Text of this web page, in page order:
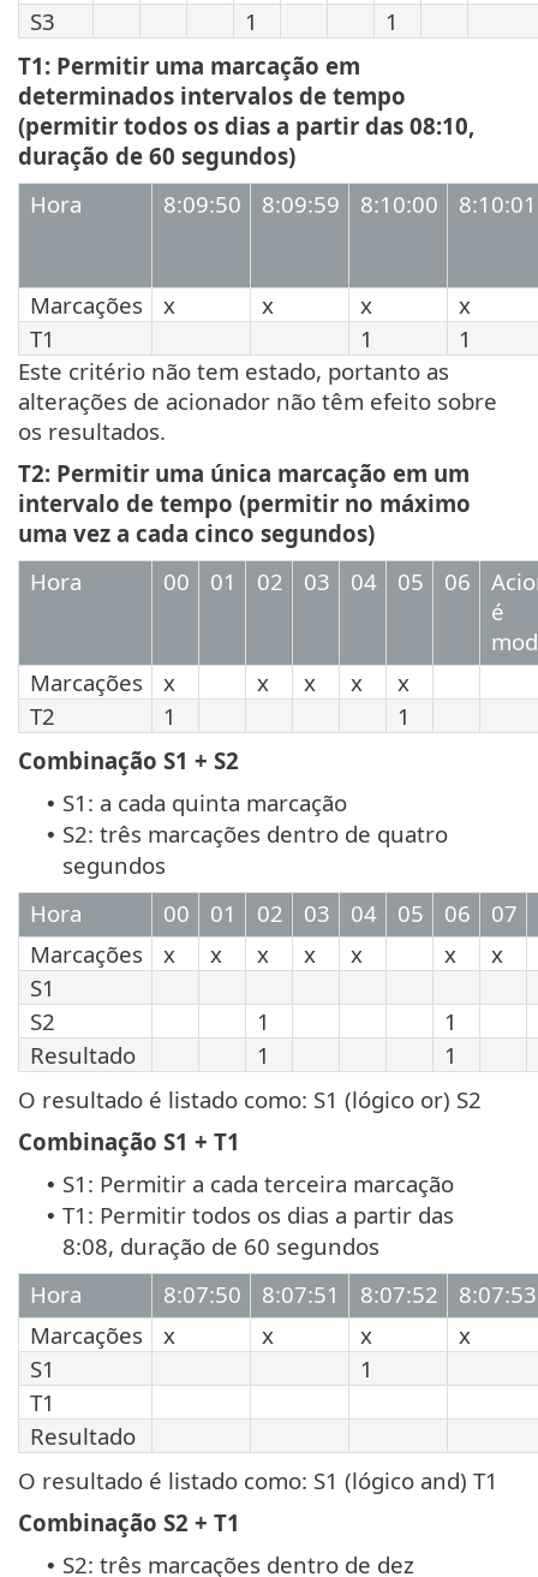
S3
1
1
T1: Permitir uma marcação em
determinados intervalos de tempo
(permitir todos os dias a partir das 08:10,
duração de 60 segundos)
Hora
8:09:50 8:09:59 8:10:00 8:10:01
Marcações x x x
x
T1
1
1
Este critério não tem estado, portanto as
alterações de acionador não têm efeito sobre
os resultados.
T2: Permitir uma única marcação em um
intervalo de tempo (permitir no máximo
uma vez a cada cinco segundos)
Hora
00 01 02 03 04 05 06
é
Marcações
x x x x
x
T2
1
1
Combinação S1 + S2
• S1: a cada quinta marcação
• S2: três marcações dentro de quatro
segundos
Hora
00 01 02 03 04 05 06
07
Marcações
x x x x x x
x
S1
S2
1
1
Resultado
1
1
O resultado é listado como: S1 (lógico or) S2
Combinação S1 + T1
• S1: Permitir a cada terceira marcação
• T1: Permitir todos os dias a partir das
8:08, duração de 60 segundos
Hora
8:07:50 8:07:51 8:07:52
8:07:53
Marcações
x x x
x
S1
1
T1
Resultado
O resultado é listado como: S1 (lógico and) T1
Combinação S2 + T1
• S2: três marcações dentro de dez